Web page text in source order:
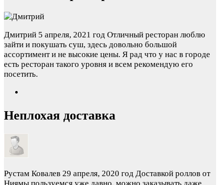
Дмитрий 5 апреля, 2021 год Отличный ресторан люблю
зайти и покушать суш, здесь довольно большой
ассортимент и не высокие цены. Я рад что у нас в городе
есть ресторан такого уровня и всем рекомендую его
посетить.
Неплохая доставка
Рустам Ковалев 29 апреля, 2020 год Доставкой роллов от
Ниямы пользуемся уже давно, можно заказывать даже